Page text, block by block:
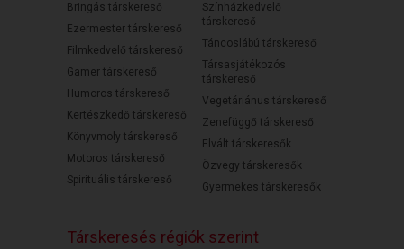
Bringás társkereső
Ezermester társkereső
Filmkedvelő társkereső
Gamer társkereső
Humoros társkereső
Kertészkedő társkereső
Könyvmoly társkereső
Motoros társkereső
Spirituális társkereső
Színházkedvelő
társkereső
Táncoslábú társkereső
Társasjátékozós
társkereső
Vegetáriánus társkereső
Zenefüggő társkereső
Elvált társkeresők
Özvegy társkeresők
Gyermekes társkeresők
Társkeresés régiók szerint